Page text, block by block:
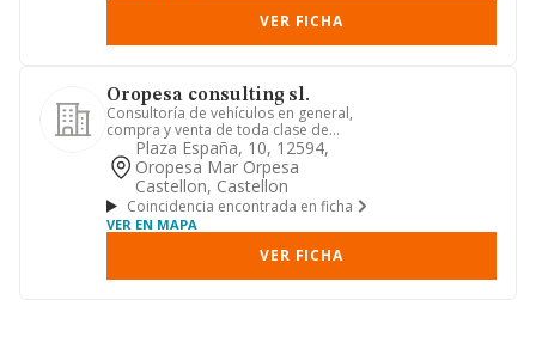
VER FICHA
Oropesa consulting sl.
Consultoría de vehículos en general,
compra y venta de toda clase de
vehículos. comercio al por men...
Plaza España, 10, 12594,
Oropesa Mar Orpesa
Castellon, Castellon
Coincidencia encontrada en ficha
VER EN MAPA
VER FICHA